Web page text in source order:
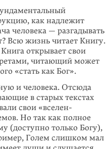
как надлежит
человека — разгадывать
Всю жизнь читает Книгу.
открывает свои
читающий может
«стать как Бог».
и человека. Отсюда
в старых текстах
свои «вселен­
Но так как полное
(доступно только Богу),
Голем слишком мал